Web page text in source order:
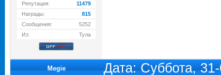
Репутация:
11479
Награды:
815
Сообщения:
5252
Из:
Тула
Megie Дата: Суббота,